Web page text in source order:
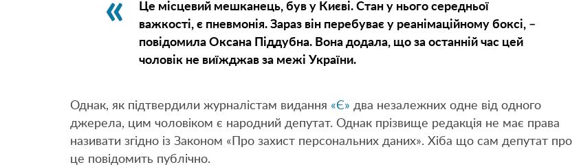
Це місцевий мешканець, був у Києві. Стан у нього середньої
важкості, є пневмонія. Зараз він перебуває у реанімаційному боксі, –
повідомила Оксана Піддубна. Вона додала, що за останній час цей
чоловік не виїжджав за межі України.
Однак, як підтвердили журналістам видання «Є» два незалежних одне від одного
джерела, цим чоловіком є народний депутат. Однак прізвище редакція не має права
називати згідно із Законом «Про захист персональних даних». Хіба що сам депутат про
це повідомить публічно.